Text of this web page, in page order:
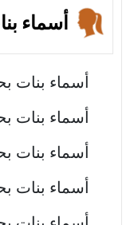
أسماء
أسماء بنات
أسماء بنات
أسماء بنات
أسماء بنات